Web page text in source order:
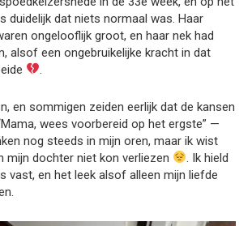
duidelijk dat niets normaal was. Haar
ongelooflijk groot, en haar nek had
alsof een ongebruikelijke kracht in dat
.
en sommigen zeiden eerlijk dat de kansen
wees voorbereid op het ergste” —
nog steeds in mijn oren, maar ik wist
mijn dochter niet kon verliezen
. Ik hield
vast, en het leek alsof alleen mijn liefde